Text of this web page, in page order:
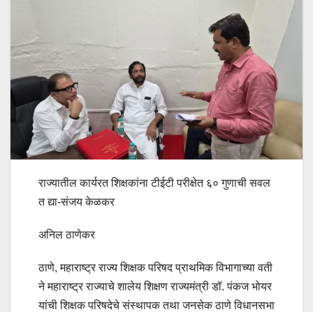
राज्यातील कार्यरत शिक्षकांना टीईटी परीक्षेत ६० गुणाची सवल
त द्या-संजय केळकर
अनिल ठाणेकर
ठाणे, महाराष्ट्र राज्य शिक्षक परिषद प्राथमिक विभागाच्या वती
ने महाराष्ट्र राज्याचे शालेय शिक्षण राज्यमंत्री डॉ. पंकज भोयर
यांची शिक्षक परिषदेचे संस्थापक तथा जनसेक ठाणे विधानसभा